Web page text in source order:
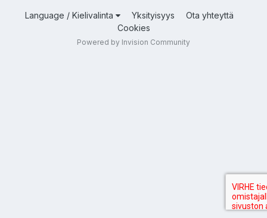
Language / Kielivalinta Yksityisyys
Ota yhteyttä
Cookies
Powered by Invision Community